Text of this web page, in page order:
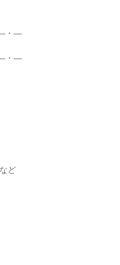
・―
・―
ど